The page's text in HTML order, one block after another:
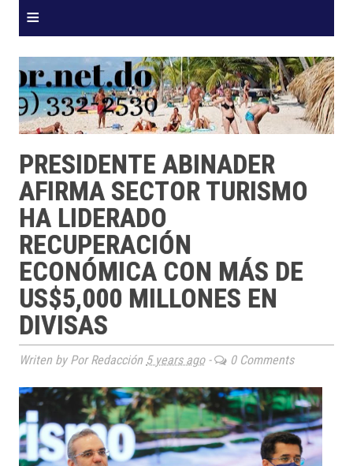
≡
PRESIDENTE ABINADER
AFIRMA SECTOR TURISMO
HA LIDERADO
RECUPERACIÓN
ECONÓMICA CON MÁS DE
US$5,000 MILLONES EN
DIVISAS
Writen by Por Redacción 5 years ago- 0 Comments